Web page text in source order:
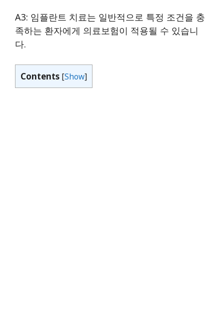
A3: 임플란트 치료는 일반적으로 특정 조건을 충
족하는 환자에게 의료보험이 적용될 수 있습니
다.
Contents [Show]